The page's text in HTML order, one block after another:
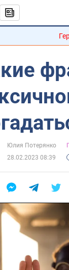
Юлия Потерянко
28.02.2023 08:39